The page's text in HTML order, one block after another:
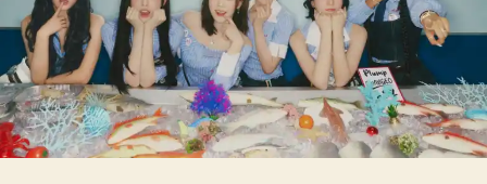
t
l
i
c
a
ç
ã
o
R
L
a
n
u
n
c